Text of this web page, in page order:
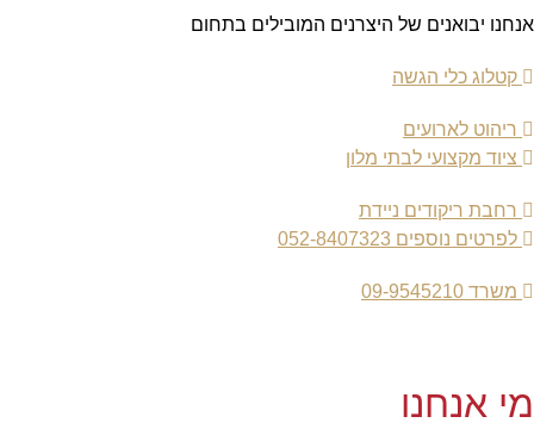
אנחנו יבואנים של היצרנים המובילים בתחום
קטלוג כלי הגשה
ריהוט לארועים
ציוד מקצועי לבתי מלון
רחבת ריקודים ניידת
לפרטים נוספים 052-8407323
משרד 09-9545210
מי אנחנו